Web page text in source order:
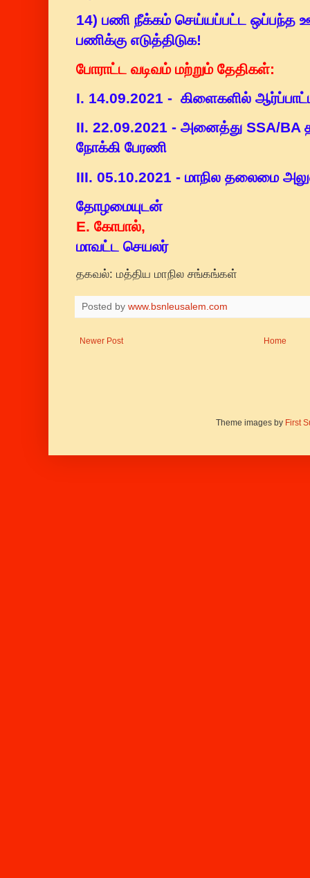
14) பணி நீக்கம் செய்யப்பட்ட ஒப்பந்த
பணிக்கு எடுத்திடுக!
போராட்ட வடிவம் மற்றும் தேதிகள்:
I. 14.09.2021 - கிளைகளில்
II. 22.09.2021 - அனைத்து SSA/
நோக்கி பேரணி
III. 05.10.2021 - மாநில தலைமை
தோழமையுடன்
E. கோபால்,
மாவட்ட செயலர்
தகவல்: மத்திய மாநில சங்கங்கள்
Posted by www.bsnleusalem.com
Newer Post Home
Theme images by First